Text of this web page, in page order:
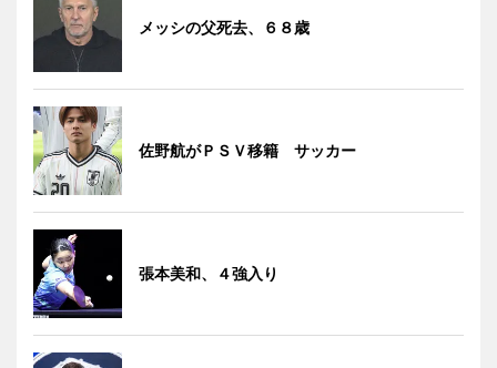
メッシの父死去、６８歳
佐野航がＰＳＶ移籍 サッカー
張本美和、４強入り